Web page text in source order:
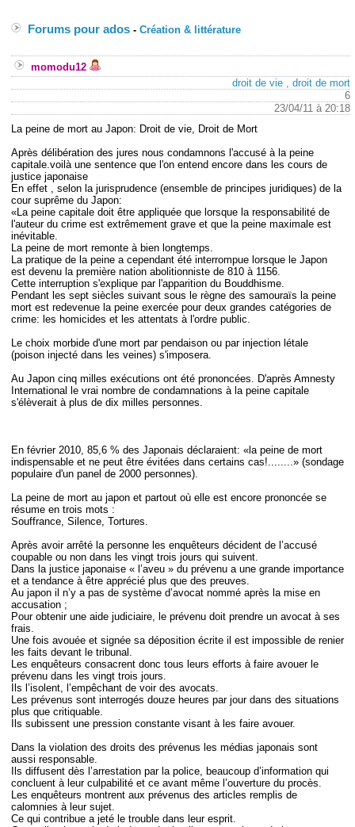
Forums pour ados - Création & littérature
momodu12
droit de vie , droit de mort
6
23/04/11 à 20:18
La peine de mort au Japon: Droit de vie, Droit de Mort
Après délibération des jures nous condamnons l'accusé à la peine
capitale.voilà une sentence que l'on entend encore dans les cours de
justice japonaise
En effet , selon la jurisprudence (ensemble de principes juridiques) de la
cour suprême du Japon:
«La peine capitale doit être appliquée que lorsque la responsabilité de
l'auteur du crime est extrêmement grave et que la peine maximale est
inévitable.
La peine de mort remonte à bien longtemps.
La pratique de la peine a cependant été interrompue lorsque le Japon
est devenu la première nation abolitionniste de 810 à 1156.
Cette interruption s'explique par l'apparition du Bouddhisme.
Pendant les sept siècles suivant sous le règne des samouraïs la peine
mort est redevenue la peine exercée pour deux grandes catégories de
crime: les homicides et les attentats à l'ordre public.
Le choix morbide d'une mort par pendaison ou par injection létale
(poison injecté dans les veines) s'imposera.
Au Japon cinq milles exécutions ont été prononcées. D'après Amnesty
International le vrai nombre de condamnations à la peine capitale
s'élèverait à plus de dix milles personnes.
En février 2010, 85,6 % des Japonais déclaraient: «la peine de mort
indispensable et ne peut être évitées dans certains cas!........» (sondage
populaire d'un panel de 2000 personnes).
La peine de mort au japon et partout où elle est encore prononcée se
résume en trois mots :
Souffrance, Silence, Tortures.
Après avoir arrêté la personne les enquêteurs décident de l’accusé
coupable ou non dans les vingt trois jours qui suivent.
Dans la justice japonaise « l’aveu » du prévenu a une grande importance
et a tendance à être apprécié plus que des preuves.
Au japon il n’y a pas de système d’avocat nommé après la mise en
accusation ;
Pour obtenir une aide judiciaire, le prévenu doit prendre un avocat à ses
frais.
Une fois avouée et signée sa déposition écrite il est impossible de renier
les faits devant le tribunal.
Les enquêteurs consacrent donc tous leurs efforts à faire avouer le
prévenu dans les vingt trois jours.
Ils l’isolent, l’empêchant de voir des avocats.
Les prévenus sont interrogés douze heures par jour dans des situations
plus que critiquable.
Ils subissent une pression constante visant à les faire avouer.
Dans la violation des droits des prévenus les médias japonais sont
aussi responsable.
Ils diffusent dès l’arrestation par la police, beaucoup d’information qui
concluent à leur culpabilité et ce avant même l’ouverture du procès.
Les enquêteurs montrent aux prévenus des articles remplis de
calomnies à leur sujet.
Ce qui contribue a jeté le trouble dans leur esprit.